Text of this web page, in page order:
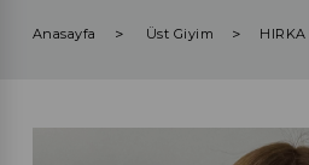
Anasayfa Üst Giyim HIRKA